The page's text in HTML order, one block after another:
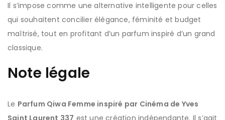
Il s’impose comme une alternative intelligente pour celles
qui souhaitent concilier élégance, féminité et budget
maîtrisé, tout en profitant d’un parfum inspiré d’un grand
classique.
Note légale
Le Parfum Qiwa Femme inspiré par Cinéma de Yves
Saint Laurent 337 est une création indépendante. Il s’agit